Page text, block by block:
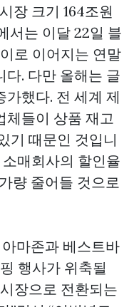
장 크기 164조원
서는 이달 22일 블
로 이어지는 연말
다. 다만 올해는 글
가했다. 전 세계 제
체들이 상품 재고
기 때문인 것입니
매회사의 할인율
량 줄어들 것으로
마존과 베스트바
행사가 위축될
장으로 전환되는